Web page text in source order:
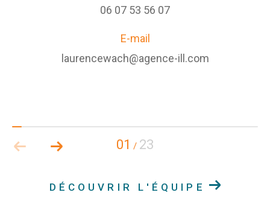
06 07 53 56 07
E-mail
laurencewach@agence-ill.com
01 / 23
DÉCOUVRIR L'ÉQUIPE